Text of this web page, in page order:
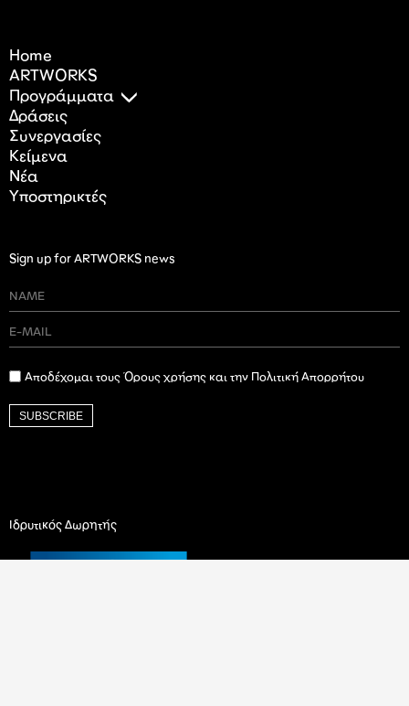
Home
ARTWORKS
Προγράμματα
Δράσεις
Συνεργασίες
Κείμενα
Nέα
Υποστηρικτές
Sign up for ARTWORKS news
Αποδέχομαι τους Όρους χρήσης και την Πολιτική Απορρήτου
SUBSCRIBE
Ιδρυτικός Δωρητής